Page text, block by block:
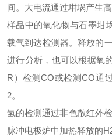
间。大电流通过坩埚产生高
样品中的氧化物与石墨坩
载气到达检测器。释放的
进行分析，也可以根据氧
R）检测CO或检测CO通
2。
氢的检测通过非色散红外
脉冲电极炉中加热释放的